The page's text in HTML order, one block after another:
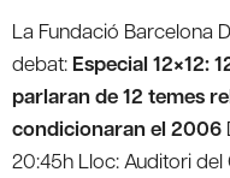
La Fundació Barcelona
debat: Especial 12×12:
parlaran de 12 temes
condicionaran el 2006
20:45h Lloc: Auditori